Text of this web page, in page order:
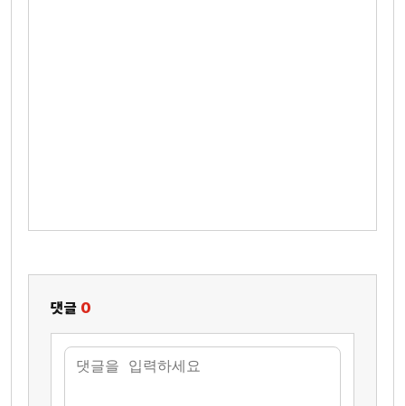
댓글 0